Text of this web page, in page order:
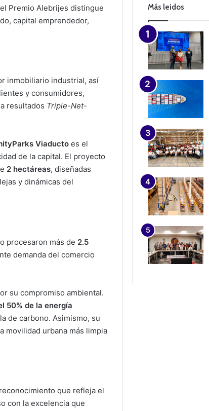
Premio Alebrijes distingue
capital emprendedor,
inmobiliario industrial, así
y consumidores,
resultados Triple-Net-
Viaducto es el
de la capital. El proyecto
2 hectáreas, diseñadas
y dinámicas del
procesaron más de 2.5
demanda del comercio
su compromiso ambiental.
50% de la energía
de carbono. Asimismo, su
movilidad urbana más limpia
que refleja el
con la excelencia que
n
Más leidos